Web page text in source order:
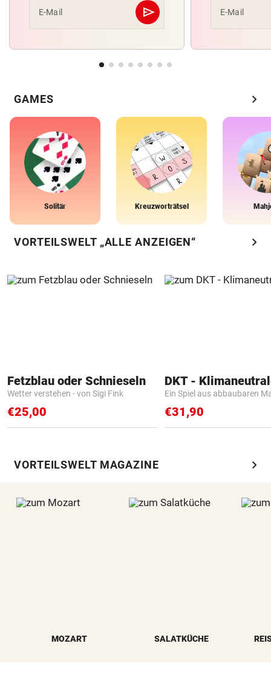
E-Mail send
Abschicken E-Mail
GAMES chevron_right
Solitär Kreuzworträtsel
VORTEILSWELT „ALLE ANZEIGEN“ chevron_right
Fetzblau oder Schnieseln
Wetter verstehen - von Sigi Fink
€25,00
Ein Spiel aus abbaubaren
€31,90
VORTEILSWELT MAGAZINE chevron_right
MOZART SALATKÜCHE